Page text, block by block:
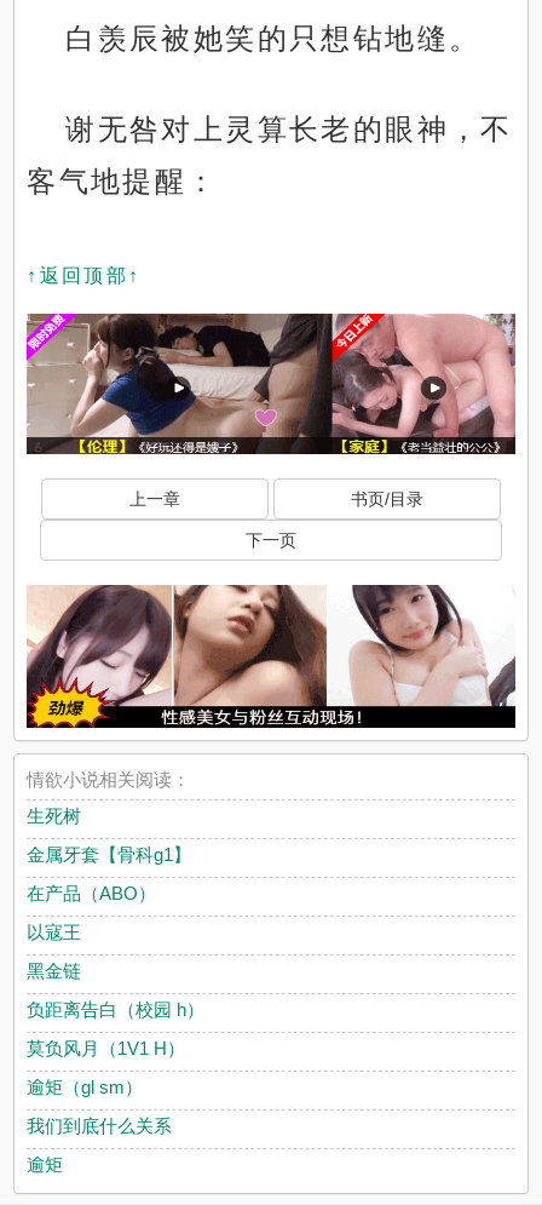
白羡辰被她笑的只想钻地缝。
谢无咎对上灵算长老的眼神，不
客气地提醒：
↑返回顶部↑
上一章 书页/目录
下一页
情欲小说相关阅读：
生死树
金属牙套【骨科g1】
在产品（ABO）
以寇王
黑金链
负距离告白（校园 h）
莫负风月（1V1 H）
逾矩（gl sm）
我们到底什么关系
逾矩